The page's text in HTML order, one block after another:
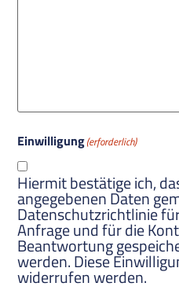
Einwilligung(erforderlich)
Hiermit bestätige ich,
angegebenen Daten
Datenschutzrichtlinie
Anfrage und für die
Beantwortung
werden. Diese
widerrufen werden.